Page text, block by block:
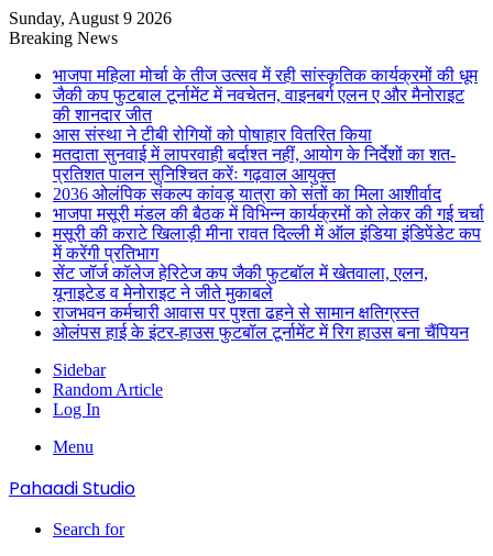
Sunday, August 9 2026
Breaking News
भाजपा महिला मोर्चा के तीज उत्सव में रही सांस्कृतिक कार्यक्रमों की धूम
जैकी कप फुटबाल टूर्नामेंट में नवचेतन, वाइनबर्ग एलन ए और मैनोराइट
की शानदार जीत
आस संस्था ने टीबी रोगियों को पोषाहार वितरित किया
मतदाता सुनवाई में लापरवाही बर्दाश्त नहीं, आयोग के निर्देशों का शत-
प्रतिशत पालन सुनिश्चित करेंः गढ़वाल आयुक्त
2036 ओलंपिक संकल्प कांवड़ यात्रा को संतों का मिला आशीर्वाद
भाजपा मसूरी मंडल की बैठक में विभिन्न कार्यक्रमों को लेकर की गई चर्चा
मसूरी की कराटे खिलाड़ी मीना रावत दिल्ली में ऑल इंडिया इंडिपेंडेट कप
में करेंगी प्रतिभाग
सेंट जॉर्ज कॉलेज हेरिटेज कप जैकी फुटबॉल में खेतवाला, एलन,
यूनाइटेड व मेनोराइट ने जीते मुकाबले
राजभवन कर्मचारी आवास पर पुश्ता ढहने से सामान क्षतिग्रस्त
ओलंपस हाई के इंटर-हाउस फुटबॉल टूर्नामेंट में रिग हाउस बना चैंपियन
Sidebar
Random Article
Log In
Menu
Pahaadi Studio
Search for